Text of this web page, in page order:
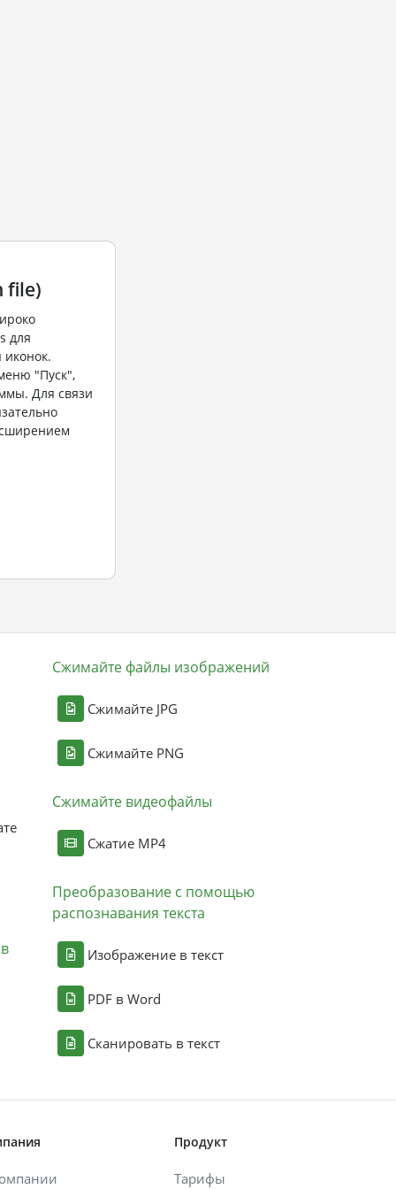
file)
для
"Пуск",
Для связи
Сжимайте файлы изображений
Сжимайте JPG
Сжимайте PNG
Сжимайте видеофайлы
Сжатие MP4
Преобразование с помощью
распознавания текста
Изображение в текст
PDF в Word
Сканировать в текст
Продукт
Тарифы